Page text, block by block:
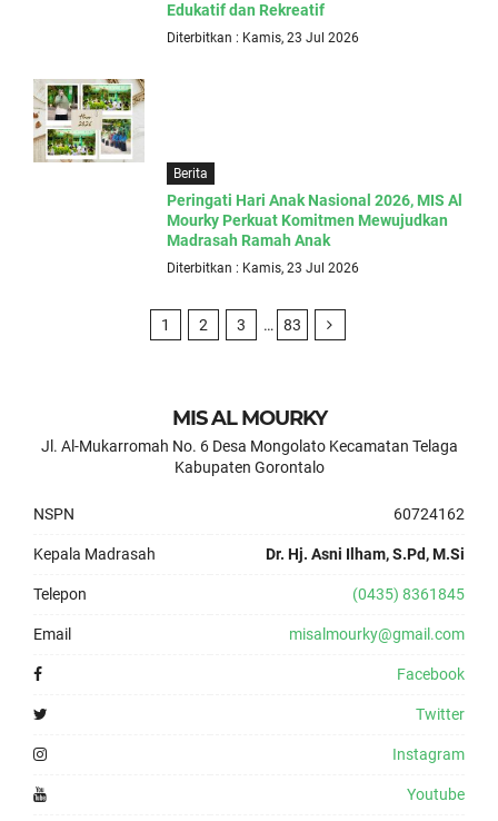
Edukatif dan Rekreatif
Diterbitkan : Kamis, 23 Jul 2026
Berita
Peringati Hari Anak Nasional 2026, MIS Al
Mourky Perkuat Komitmen Mewujudkan
Madrasah Ramah Anak
Diterbitkan : Kamis, 23 Jul 2026
1 2 3 … 83
MIS AL MOURKY
Jl. Al-Mukarromah No. 6 Desa Mongolato Kecamatan Telaga
Kabupaten Gorontalo
NSPN 60724162
Kepala Madrasah Dr. Hj. Asni Ilham, S.Pd, M.Si
Telepon (0435) 8361845
Email misalmourky@gmail.com
Facebook
Twitter
Instagram
Youtube